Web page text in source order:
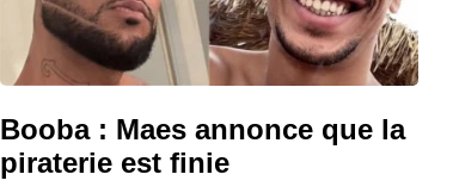
Booba : Maes annonce que la
piraterie est finie